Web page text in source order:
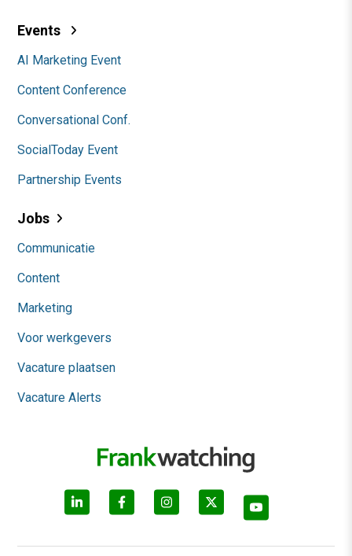
Events
AI Marketing Event
Content Conference
Conversational Conf.
SocialToday Event
Partnership Events
Jobs
Communicatie
Content
Marketing
Voor werkgevers
Vacature plaatsen
Vacature Alerts